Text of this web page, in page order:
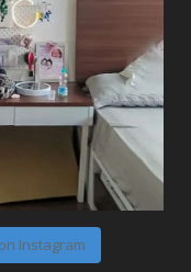
Instagram